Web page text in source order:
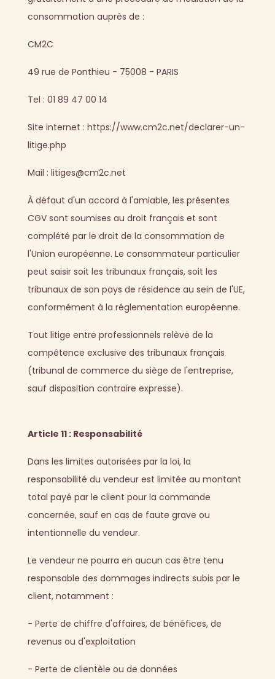
consommation auprès de :
CM2C
49 rue de Ponthieu - 75008 - PARIS
Tel : 01 89 47 00 14
Site internet : https://www.cm2c.net/declarer-un-
litige.php
Mail : litiges@cm2c.net
À défaut d'un accord à l'amiable, les présentes
CGV sont soumises au droit français et sont
complété par le droit de la consommation de
l'Union européenne. Le consommateur particulier
peut saisir soit les tribunaux français, soit les
tribunaux de son pays de résidence au sein de l'UE,
conformément à la réglementation européenne.
Tout litige entre professionnels relève de la
compétence exclusive des tribunaux français
(tribunal de commerce du siège de l'entreprise,
sauf disposition contraire expresse).
Article 11 : Responsabilité
Dans les limites autorisées par la loi, la
responsabilité du vendeur est limitée au montant
total payé par le client pour la commande
concernée, sauf en cas de faute grave ou
intentionnelle du vendeur.
Le vendeur ne pourra en aucun cas être tenu
responsable des dommages indirects subis par le
client, notamment :
- Perte de chiffre d'affaires, de bénéfices, de
revenus ou d'exploitation
- Perte de clientèle ou de données